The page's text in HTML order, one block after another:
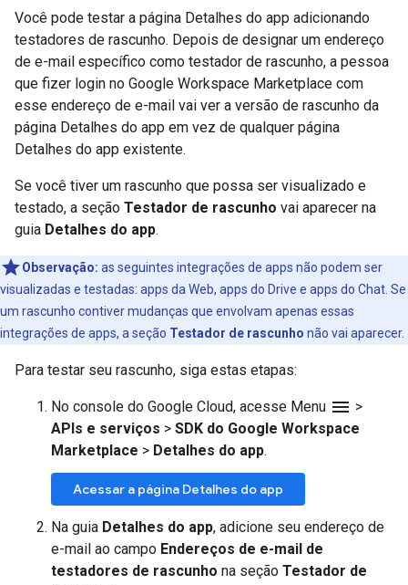
Você pode testar a página Detalhes do app adicionando
testadores de rascunho. Depois de designar um endereço
de e-mail específico como testador de rascunho, a pessoa
que fizer login no Google Workspace Marketplace com
esse endereço de e-mail vai ver a versão de rascunho da
página Detalhes do app em vez de qualquer página
Detalhes do app existente.
Se você tiver um rascunho que possa ser visualizado e
testado, a seção Testador de rascunho vai aparecer na
guia Detalhes do app.
Observação: as seguintes integrações de apps não podem ser
visualizadas e testadas: apps da Web, apps do Drive e apps do Chat. Se
um rascunho contiver mudanças que envolvam apenas essas
integrações de apps, a seção Testador de rascunho não vai aparecer.
Para testar seu rascunho, siga estas etapas:
No console do Google Cloud, acesse Menu menu >
APIs e serviços > SDK do Google Workspace
Marketplace > Detalhes do app.
Acessar a página Detalhes do app
Na guia Detalhes do app, adicione seu endereço de
e-mail ao campo Endereços de e-mail de
testadores de rascunho na seção Testador de